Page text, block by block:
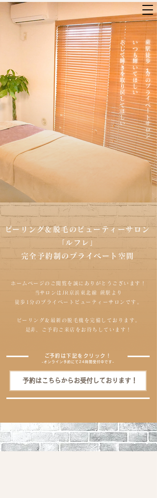
​蕨駅徒歩１分のプライベートサロン
いつも輝いてほしい
​そして輝きを取り戻してほしい
​ピーリング＆脱毛のビューティーサロン
「ルフレ」
完全予約制のプライベート空間
ホームページのご閲覧を誠にありがとうございます！
​当サロンはJR京浜東北線 蕨駅より
徒歩1分のプライベートビューティーサロンです。
ピーリング＆最新の脱毛機を完備しております。
​是非、ご予約ご来店をお待ちしています！
​ご予約は下記をクリック！
-オンライン予約にて24時間受付中です-
予約はこちらからお受付しております！